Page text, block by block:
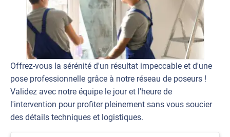
Offrez-vous la sérénité d'un résultat impeccable et d'une
pose professionnelle grâce à notre réseau de poseurs !
Validez avec notre équipe le jour et l'heure de
l'intervention pour profiter pleinement sans vous soucier
des détails techniques et logistiques.